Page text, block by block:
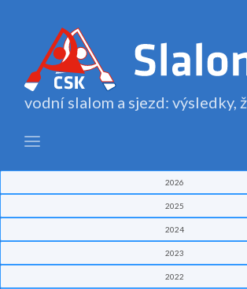
vodní slalom a sjezd: výsledky,
2026
2025
2024
2023
2022